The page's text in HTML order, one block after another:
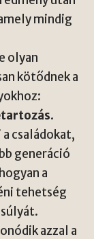
mindig
olyan
kötődnek a
.
családokat,
generáció
a
tehetség
azzal a